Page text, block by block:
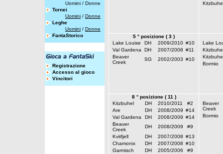
Uomini / Donne
Tornei
Uomini / Donne
Leghe
Uomini / Donne
FantaStorico
Registrazione
Accesso al gioco
Vincitori
5 ° posizione ( 3 )
Lake Louise
DH 2009/2010 #10
Val Gardena
DH 2007/2008 #11
Beaver
Creek
SG 2002/2003 #10
Lake
Bormio
8 ° posizione ( 11 )
Kitzbuhel
DH 2010/2011
#2
Are
DH 2008/2009 #14
Val Gardena
DH 2008/2009 #14
Beaver
Creek
DH 2008/2009
#9
Kvitfjell
DH 2007/2008 #13
Chamonix
DH 2007/2008 #10
Garmisch
DH 2005/2006
#9
Beaver
Creek
Bormio